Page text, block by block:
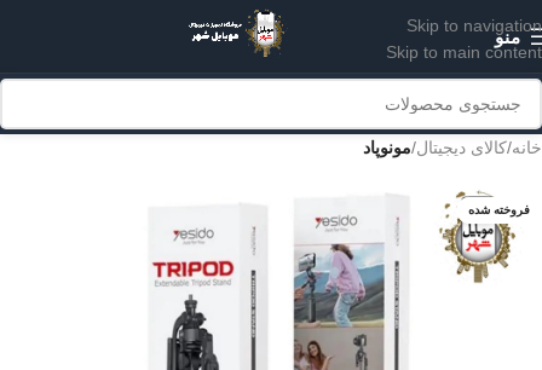
Skip to navigation
Skip to main content
منو
خانه کالای دیجیتال مونوپاد
فروخته شده